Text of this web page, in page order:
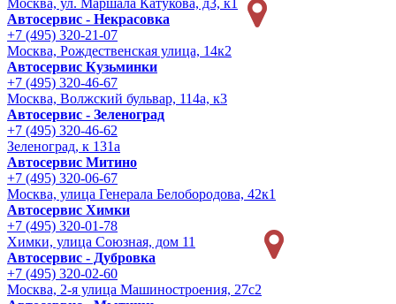
Москва, ул. Маршала Катукова, д3, к1
Автосервис - Некрасовка
+7 (495) 320-21-07
Москва, Рождественская улица, 14к2
Автосервис Кузьминки
+7 (495) 320-46-67
Москва, Волжский бульвар, 114а, к3
Автосервис - Зеленоград
+7 (495) 320-46-62
Зеленоград, к 131а
Автосервис Митино
+7 (495) 320-06-67
Москва, улица Генерала Белобородова, 42к1
Автосервис Химки
+7 (495) 320-01-78
Химки, улица Союзная, дом 11
Автосервис - Дубровка
+7 (495) 320-02-60
Москва, 2-я улица Машиностроения, 27с2